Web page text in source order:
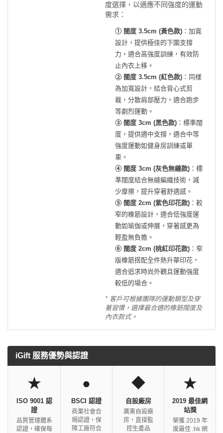
度選擇，以適應不同強度的運動
需求：
① 闊度 3.5cm (黃色款) ：加寬
設計，提供極佳的下圍支撐
力，適合高強度訓練，有效防
止內衣上移。
② 闊度 3.5cm (紅色款) ：同樣
為加寬設計，結合背心式剪
裁，分散肩部壓力，適合跑步
等劇烈運動。
③ 闊度 3cm (黑色款) ：標準闊
度，提供適中支撐，適合中等
強度運動如健身房訓練或單
車。
④ 闊度 3cm (灰色無縫款) ：標
準闊度結合無縫編織技術，減
少摩擦，提升穿著舒適感。
⑤ 闊度 2cm (紫色印花款) ：較
窄的橡筋設計，適合低強度運
動如瑜伽或伸展，穿著感更為
輕盈無負擔。
⑥ 闊度 2cm (桃紅印花款) ：窄
版橡筋搭配全件熱升華印花，
適合追求時尚外觀且運動強度
較低的場合。
* 客戶可根據團隊的運動類型及穿
著習慣，選擇最合適的橡筋闊度及
內衣款式。
iGift 服務優勢與認證
★
ISO 9001 認
證
品質管理體系
認證，確保每
●
BSCI 認證
商業社會合
規認證，保
障工廠符合
◆
自設廠房
廣東自設廠
房，直接監
控生產品
★
2019 最佳網
站獎
榮獲 2019 年
度最佳 .hk 網